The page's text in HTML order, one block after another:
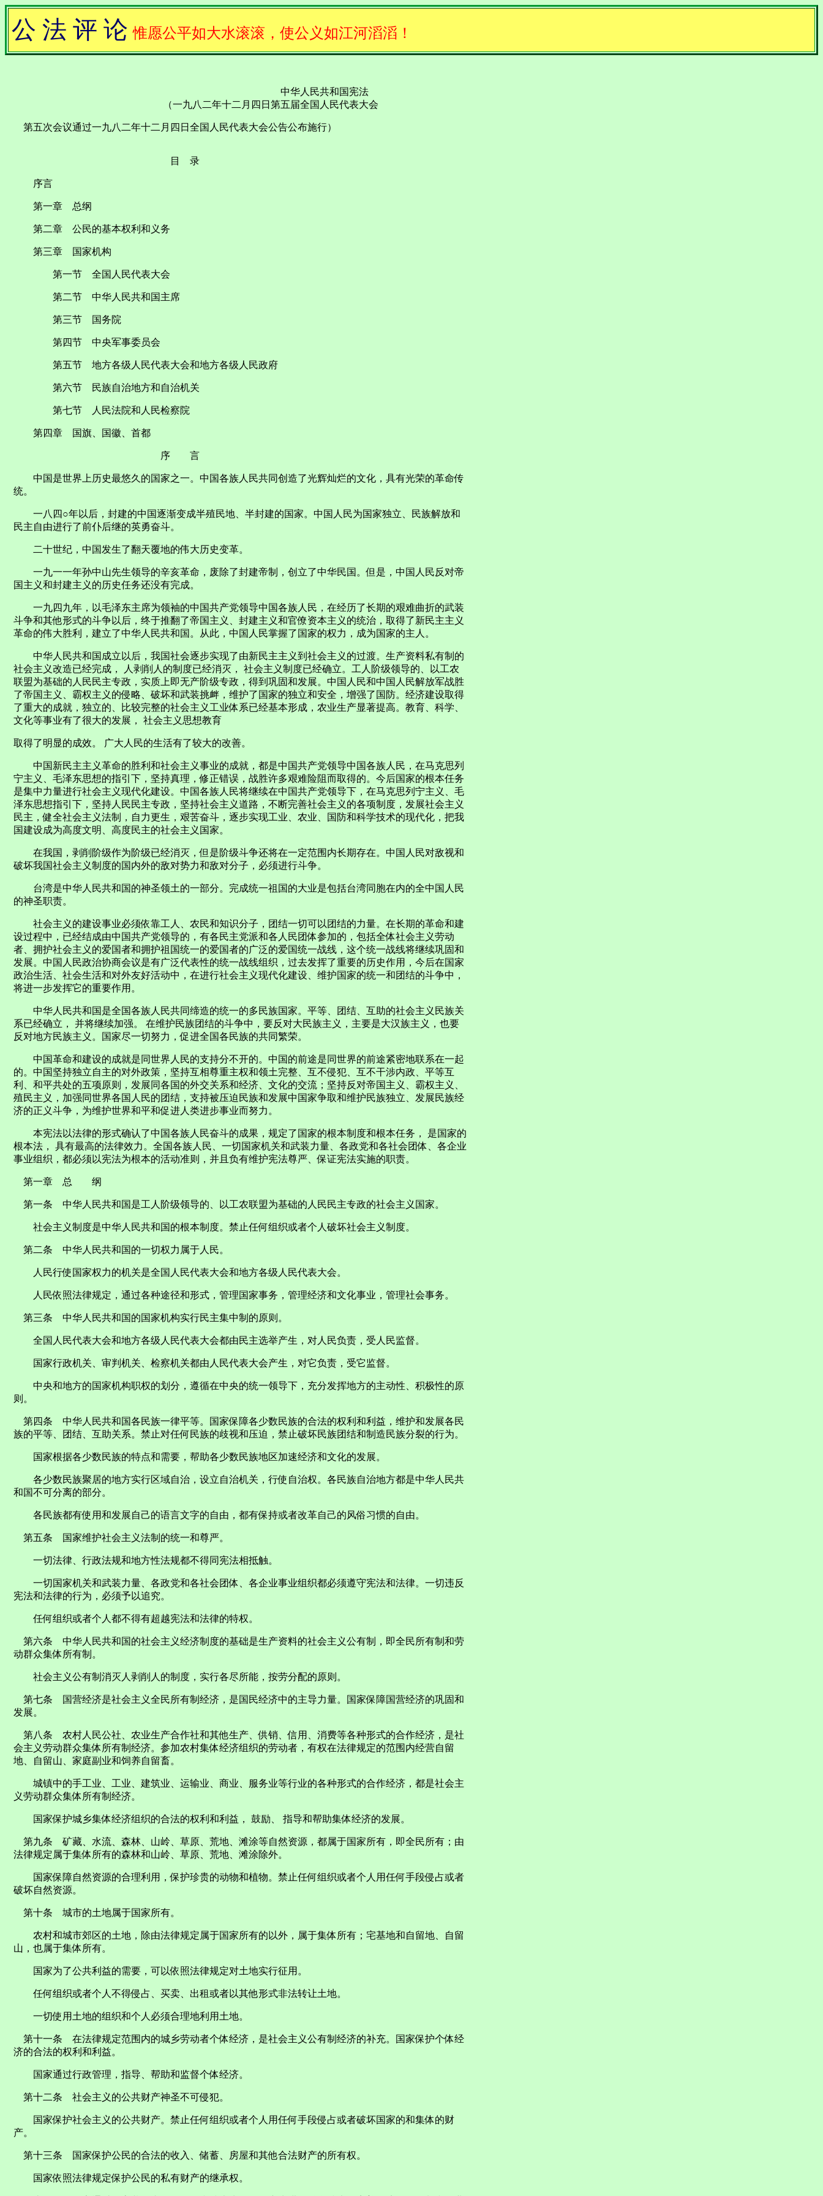
公 法 评 论 惟愿公平如大水滚滚，使公义如江河滔滔！
中华人民共和国宪法
（一九八二年十二月四日第五届全国人民代表大会
第五次会议通过一九八二年十二月四日全国人民代表大会公告公布施行）
目 录
序言
第一章 总纲
第二章 公民的基本权利和义务
第三章 国家机构
第一节 全国人民代表大会
第二节 中华人民共和国主席
第三节 国务院
第四节 中央军事委员会
第五节 地方各级人民代表大会和地方各级人民政府
第六节 民族自治地方和自治机关
第七节 人民法院和人民检察院
第四章 国旗、国徽、首都
序 言
中国是世界上历史最悠久的国家之一。中国各族人民共同创造了光辉灿烂的文化，具有光荣的革命传
统。
一八四○年以后，封建的中国逐渐变成半殖民地、半封建的国家。中国人民为国家独立、民族解放和
民主自由进行了前仆后继的英勇奋斗。
二十世纪，中国发生了翻天覆地的伟大历史变革。
一九一一年孙中山先生领导的辛亥革命，废除了封建帝制，创立了中华民国。但是，中国人民反对帝
国主义和封建主义的历史任务还没有完成。
一九四九年，以毛泽东主席为领袖的中国共产党领导中国各族人民，在经历了长期的艰难曲折的武装
斗争和其他形式的斗争以后，终于推翻了帝国主义、封建主义和官僚资本主义的统治，取得了新民主主义
革命的伟大胜利，建立了中华人民共和国。从此，中国人民掌握了国家的权力，成为国家的主人。
中华人民共和国成立以后，我国社会逐步实现了由新民主主义到社会主义的过渡。生产资料私有制的
社会主义改造已经完成， 人剥削人的制度已经消灭， 社会主义制度已经确立。工人阶级领导的、以工农
联盟为基础的人民民主专政，实质上即无产阶级专政，得到巩固和发展。中国人民和中国人民解放军战胜
了帝国主义、霸权主义的侵略、破坏和武装挑衅，维护了国家的独立和安全，增强了国防。经济建设取得
了重大的成就，独立的、比较完整的社会主义工业体系已经基本形成，农业生产显著提高。教育、科学、
文化等事业有了很大的发展， 社会主义思想教育
取得了明显的成效。 广大人民的生活有了较大的改善。
中国新民主主义革命的胜利和社会主义事业的成就，都是中国共产党领导中国各族人民，在马克思列
宁主义、毛泽东思想的指引下，坚持真理，修正错误，战胜许多艰难险阻而取得的。今后国家的根本任务
是集中力量进行社会主义现代化建设。中国各族人民将继续在中国共产党领导下，在马克思列宁主义、毛
泽东思想指引下，坚持人民民主专政，坚持社会主义道路，不断完善社会主义的各项制度，发展社会主义
民主，健全社会主义法制，自力更生，艰苦奋斗，逐步实现工业、农业、国防和科学技术的现代化，把我
国建设成为高度文明、高度民主的社会主义国家。
在我国，剥削阶级作为阶级已经消灭，但是阶级斗争还将在一定范围内长期存在。中国人民对敌视和
破坏我国社会主义制度的国内外的敌对势力和敌对分子，必须进行斗争。
台湾是中华人民共和国的神圣领土的一部分。完成统一祖国的大业是包括台湾同胞在内的全中国人民
的神圣职责。
社会主义的建设事业必须依靠工人、农民和知识分子，团结一切可以团结的力量。在长期的革命和建
设过程中，已经结成由中国共产党领导的，有各民主党派和各人民团体参加的，包括全体社会主义劳动
者、拥护社会主义的爱国者和拥护祖国统一的爱国者的广泛的爱国统一战线，这个统一战线将继续巩固和
发展。中国人民政治协商会议是有广泛代表性的统一战线组织，过去发挥了重要的历史作用，今后在国家
政治生活、社会生活和对外友好活动中，在进行社会主义现代化建设、维护国家的统一和团结的斗争中，
将进一步发挥它的重要作用。
中华人民共和国是全国各族人民共同缔造的统一的多民族国家。平等、团结、互助的社会主义民族关
系已经确立， 并将继续加强。 在维护民族团结的斗争中，要反对大民族主义，主要是大汉族主义，也要
反对地方民族主义。国家尽一切努力，促进全国各民族的共同繁荣。
中国革命和建设的成就是同世界人民的支持分不开的。中国的前途是同世界的前途紧密地联系在一起
的。中国坚持独立自主的对外政策，坚持互相尊重主权和领土完整、互不侵犯、互不干涉内政、平等互
利、和平共处的五项原则，发展同各国的外交关系和经济、文化的交流；坚持反对帝国主义、霸权主义、
殖民主义，加强同世界各国人民的团结，支持被压迫民族和发展中国家争取和维护民族独立、发展民族经
济的正义斗争，为维护世界和平和促进人类进步事业而努力。
本宪法以法律的形式确认了中国各族人民奋斗的成果，规定了国家的根本制度和根本任务， 是国家的
根本法， 具有最高的法律效力。全国各族人民、一切国家机关和武装力量、各政党和各社会团体、各企业
事业组织，都必须以宪法为根本的活动准则，并且负有维护宪法尊严、保证宪法实施的职责。
第一章 总 纲
第一条 中华人民共和国是工人阶级领导的、以工农联盟为基础的人民民主专政的社会主义国家。
社会主义制度是中华人民共和国的根本制度。禁止任何组织或者个人破坏社会主义制度。
第二条 中华人民共和国的一切权力属于人民。
人民行使国家权力的机关是全国人民代表大会和地方各级人民代表大会。
人民依照法律规定，通过各种途径和形式，管理国家事务，管理经济和文化事业，管理社会事务。
第三条 中华人民共和国的国家机构实行民主集中制的原则。
全国人民代表大会和地方各级人民代表大会都由民主选举产生，对人民负责，受人民监督。
国家行政机关、审判机关、检察机关都由人民代表大会产生，对它负责，受它监督。
中央和地方的国家机构职权的划分，遵循在中央的统一领导下，充分发挥地方的主动性、积极性的原
则。
第四条 中华人民共和国各民族一律平等。国家保障各少数民族的合法的权利和利益，维护和发展各民
族的平等、团结、互助关系。禁止对任何民族的歧视和压迫，禁止破坏民族团结和制造民族分裂的行为。
国家根据各少数民族的特点和需要，帮助各少数民族地区加速经济和文化的发展。
各少数民族聚居的地方实行区域自治，设立自治机关，行使自治权。各民族自治地方都是中华人民共
和国不可分离的部分。
各民族都有使用和发展自己的语言文字的自由，都有保持或者改革自己的风俗习惯的自由。
第五条 国家维护社会主义法制的统一和尊严。
一切法律、行政法规和地方性法规都不得同宪法相抵触。
一切国家机关和武装力量、各政党和各社会团体、各企业事业组织都必须遵守宪法和法律。一切违反
宪法和法律的行为，必须予以追究。
任何组织或者个人都不得有超越宪法和法律的特权。
第六条 中华人民共和国的社会主义经济制度的基础是生产资料的社会主义公有制，即全民所有制和劳
动群众集体所有制。
社会主义公有制消灭人剥削人的制度，实行各尽所能，按劳分配的原则。
第七条 国营经济是社会主义全民所有制经济，是国民经济中的主导力量。国家保障国营经济的巩固和
发展。
第八条 农村人民公社、农业生产合作社和其他生产、供销、信用、消费等各种形式的合作经济，是社
会主义劳动群众集体所有制经济。参加农村集体经济组织的劳动者，有权在法律规定的范围内经营自留
地、自留山、家庭副业和饲养自留畜。
城镇中的手工业、工业、建筑业、运输业、商业、服务业等行业的各种形式的合作经济，都是社会主
义劳动群众集体所有制经济。
国家保护城乡集体经济组织的合法的权利和利益， 鼓励、 指导和帮助集体经济的发展。
第九条 矿藏、水流、森林、山岭、草原、荒地、滩涂等自然资源，都属于国家所有，即全民所有；由
法律规定属于集体所有的森林和山岭、草原、荒地、滩涂除外。
国家保障自然资源的合理利用，保护珍贵的动物和植物。禁止任何组织或者个人用任何手段侵占或者
破坏自然资源。
第十条 城市的土地属于国家所有。
农村和城市郊区的土地，除由法律规定属于国家所有的以外，属于集体所有；宅基地和自留地、自留
山，也属于集体所有。
国家为了公共利益的需要，可以依照法律规定对土地实行征用。
任何组织或者个人不得侵占、买卖、出租或者以其他形式非法转让土地。
一切使用土地的组织和个人必须合理地利用土地。
第十一条 在法律规定范围内的城乡劳动者个体经济，是社会主义公有制经济的补充。国家保护个体经
济的合法的权利和利益。
国家通过行政管理，指导、帮助和监督个体经济。
第十二条 社会主义的公共财产神圣不可侵犯。
国家保护社会主义的公共财产。禁止任何组织或者个人用任何手段侵占或者破坏国家的和集体的财
产。
第十三条 国家保护公民的合法的收入、储蓄、房屋和其他合法财产的所有权。
国家依照法律规定保护公民的私有财产的继承权。